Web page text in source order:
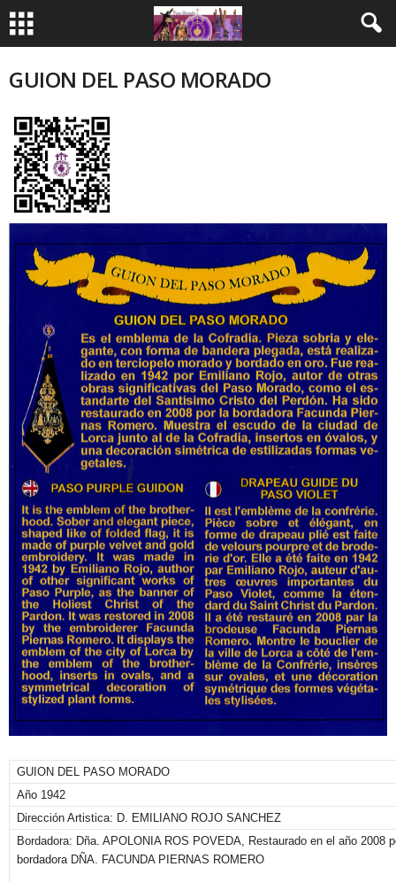
GUION DEL PASO MORADO
GUION DEL PASO MORADO
Año 1942
Dirección Artistica: D. EMILIANO ROJO SANCHEZ
Bordadora: Dña. APOLONIA ROS POVEDA, Restaurado en el año 2008
bordadora DÑA. FACUNDA PIERNAS ROMERO